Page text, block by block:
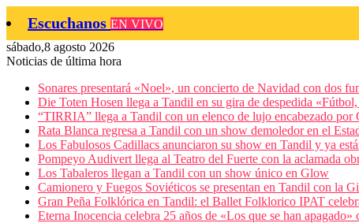
Escuchanos EN VIVO
sábado,8 agosto 2026
Noticias de última hora
Sonares presentará «Noel», un concierto de Navidad con dos
Die Toten Hosen llega a Tandil en su gira de despedida
“TIRRIA” llega a Tandil con un elenco de lujo encabezado por
Rata Blanca regresa a Tandil con un show demoledor en el
Los Fabulosos Cadillacs anunciaron su show en Tandil y ya
Pompeyo Audivert llega al Teatro del Fuerte con la aclamada
Los Tabaleros llegan a Tandil con un show único en Glow
Camionero y Fuegos Soviéticos se presentan en Tandil con la
Gran Peña Folklórica en Tandil: el Ballet Folklorico IPAT
Eterna Inocencia celebra 25 años de «Los que se han